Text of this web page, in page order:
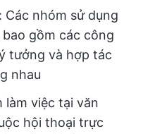
: Các nhóm sử dụng
gồm các công
tưởng và hợp tác
nhau
làm việc tại văn
hội thoại trực